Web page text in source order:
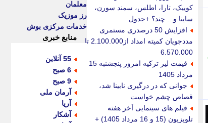
کوییک، تارا، اطلس، سمند سورن،
ساینا و... چند؟ +جدول
افزایش 50 درصدری مستمری
مددجویان کمیته امداد از2.100.000 تا
6.570.000
قیمت لیر ترکیه امروز پنجشنبه 15
مرداد 1405
جوانی که در درگیری نابینا شد،
قصاص چشم خواست
فیلم های سینمایی آخر هفته
تلویزیون (15 و 16 مرداد 1405) +
معلمان
رز موزیک
خدمات مرکزی بوش
منابع خبری
55 آنلاین
6 صبح
9 صبح
آرمان ملی
آریا
آشکار